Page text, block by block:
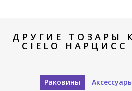
ДРУГИЕ ТОВАРЫ
CIELO НАРЦИСС
Раковины